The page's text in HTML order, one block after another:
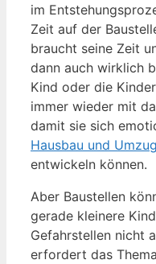
im
Zeit auf der
braucht seine Zeit
dann auch wirklich
Kind oder die
immer wieder mit
damit sie sich
Hausbau und
entwickeln können.
Aber Baustellen
gerade kleinere
Gefahrstellen nicht
erfordert das Thema